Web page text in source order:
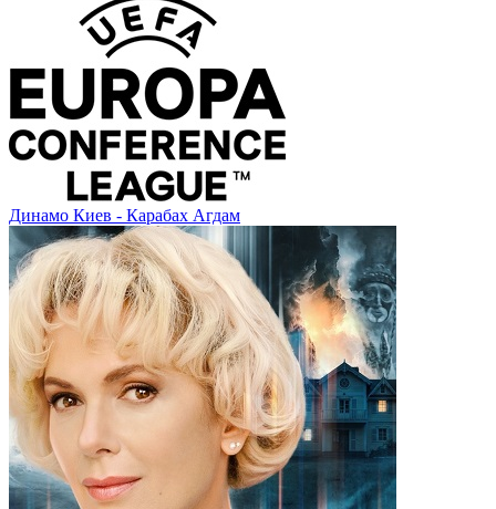
Динамо Киев - Карабах Агдам